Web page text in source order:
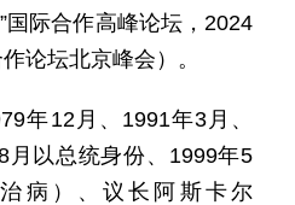
国际合作高峰论坛，2024
论坛北京峰会）。
年12月、1991年3月、
月以总统身份、1999年5
病）、议长阿斯卡尔